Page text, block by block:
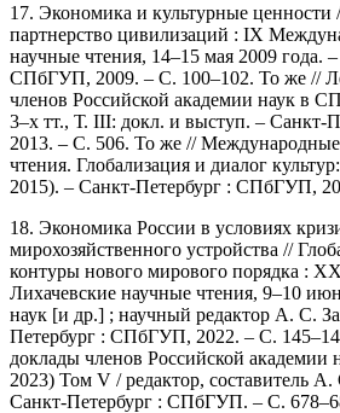
17. Экономика и культурные ценности
партнерство цивилизаций : IX
научные чтения, 14–15 мая 2009 года.
СПбГУП, 2009. – С. 100–102. То же //
членов Российской академии наук в
3–х тт., Т. III: докл. и выступ. –
2013. – С. 506. То же //
чтения. Глобализация и диалог
2015). – Санкт-Петербург : СПбГУП,
18. Экономика России в условиях
мирохозяйственного устройства //
контуры нового мирового порядка :
Лихачевские научные чтения, 9–10
наук [и др.] ; научный редактор А. С.
Петербург : СПбГУП, 2022. – С.
доклады членов Российской
2023) Том V / редактор, составитель
Санкт-Петербург : СПбГУП. – С.